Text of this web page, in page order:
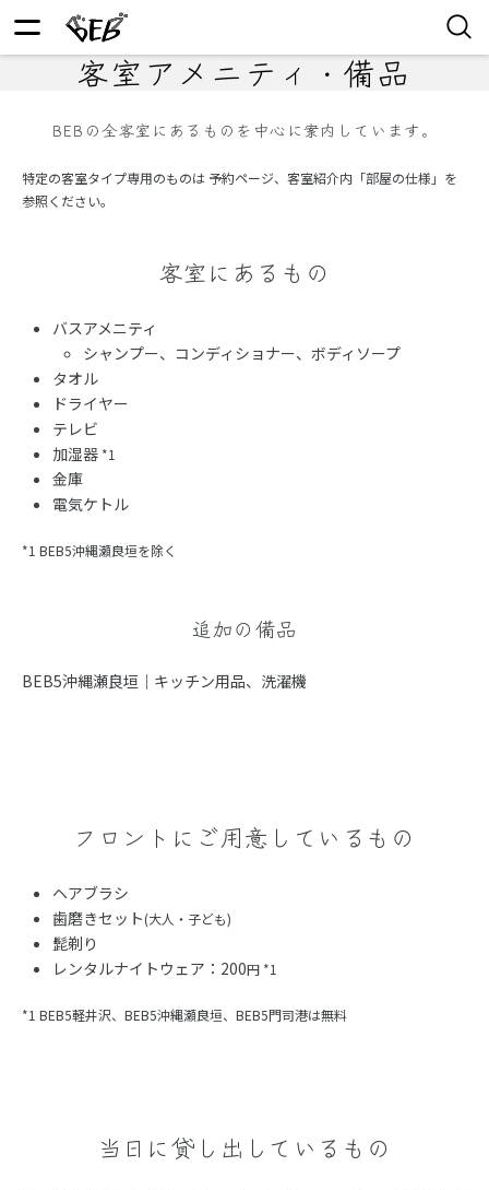
客室アメニティ・備品
BEBの全客室にあるものを中心に案内しています。
特定の客室タイプ専用のものは 予約ページ、客室紹介内「部屋の仕様」を
参照ください。
客室にあるもの
バスアメニティ
シャンプー、コンディショナー、ボディソープ
タオル
ドライヤー
テレビ
加湿器 *1
金庫
電気ケトル
*1 BEB5沖縄瀬良垣を除く
追加の備品
BEB5沖縄瀬良垣｜キッチン用品、洗濯機
フロントにご用意しているもの
ヘアブラシ
歯磨きセット(大人・子ども)
髭剃り
レンタルナイトウェア：200円 *1
*1 BEB5軽井沢、BEB5沖縄瀬良垣、BEB5門司港は無料
当日に貸し出しているもの